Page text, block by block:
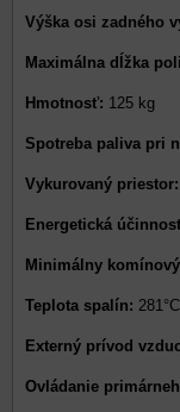
Výška osi zadného
Maximálna dĺžka
Hmotnosť: 125 kg
Spotreba paliva pri
Vykurovaný priestor:
Energetická
Minimálny
Teplota spalín: 281°C
Externý prívod
Ovládanie